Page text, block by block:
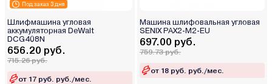
Под заказ 3 дня
Шлифмашина угловая
аккумуляторная DeWalt
DCG408N
656.20 руб.
715.26 руб.
от 17 руб. руб./мес.
Машина шлифовальная угловая
SENIX PAX2-M2-EU
697.00 руб.
759.73 руб.
от 18 руб. руб./мес.